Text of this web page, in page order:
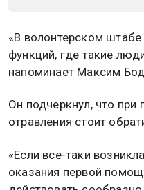
«В волонтерском
функций, где такие
напоминает Максим
Он подчеркнул, что при
отравления стоит
«Если все-таки
оказания первой